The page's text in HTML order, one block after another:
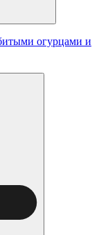
огурцами и